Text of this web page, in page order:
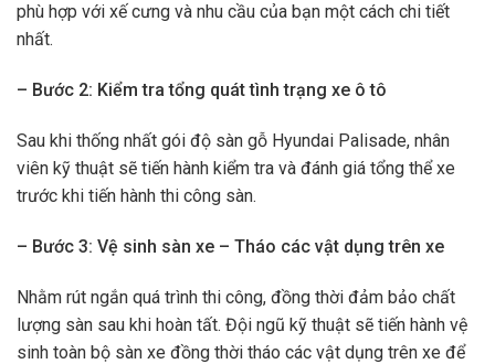
phù hợp với xế cưng và nhu cầu của bạn một cách chi tiết
nhất.
– Bước 2: Kiểm tra tổng quát tình trạng xe ô tô
Sau khi thống nhất gói độ sàn gỗ Hyundai Palisade, nhân
viên kỹ thuật sẽ tiến hành kiểm tra và đánh giá tổng thể xe
trước khi tiến hành thi công sàn.
– Bước 3: Vệ sinh sàn xe – Tháo các vật dụng trên xe
Nhằm rút ngắn quá trình thi công, đồng thời đảm bảo chất
lượng sàn sau khi hoàn tất. Đội ngũ kỹ thuật sẽ tiến hành vệ
sinh toàn bộ sàn xe đồng thời tháo các vật dụng trên xe để